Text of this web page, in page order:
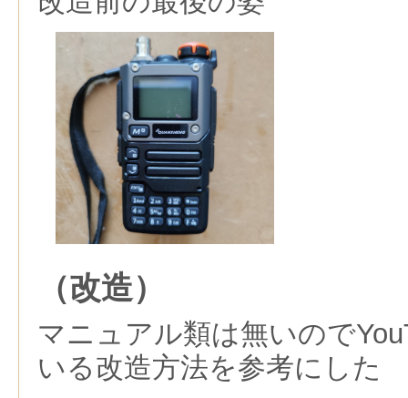
（改造）
マニュアル類は無いので
いる改造方法を参考にした